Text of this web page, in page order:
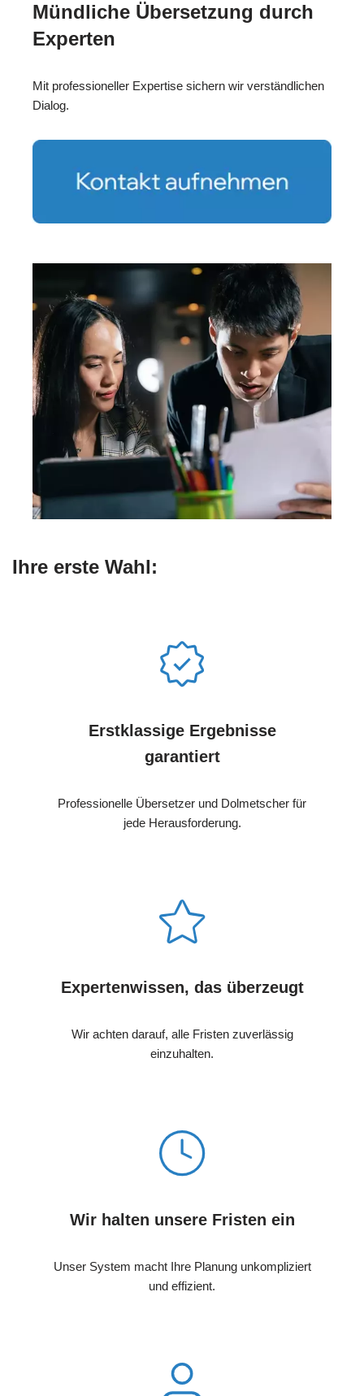
Mündliche Übersetzung durch
Experten
Mit professioneller Expertise sichern wir verständlichen
Dialog.
Ihre erste Wahl:
Erstklassige Ergebnisse
garantiert
Professionelle Übersetzer und Dolmetscher für
jede Herausforderung.
Expertenwissen, das überzeugt
Wir achten darauf, alle Fristen zuverlässig
einzuhalten.
Wir halten unsere Fristen ein
Unser System macht Ihre Planung unkompliziert
und effizient.